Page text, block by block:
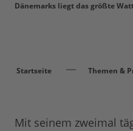
Dänemarks liegt das größte
Startseite Themen &
Mit seinem zweimal